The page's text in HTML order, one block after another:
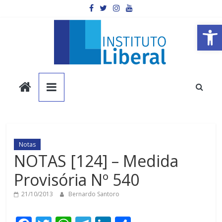
Barra de Ferramentas Aberta
Instituto
Liberal
é
a
parte
mais
importante
da
Notas
NOTAS [124] – Medida
Provisória Nº 540
21/10/2013 Bernardo Santoro